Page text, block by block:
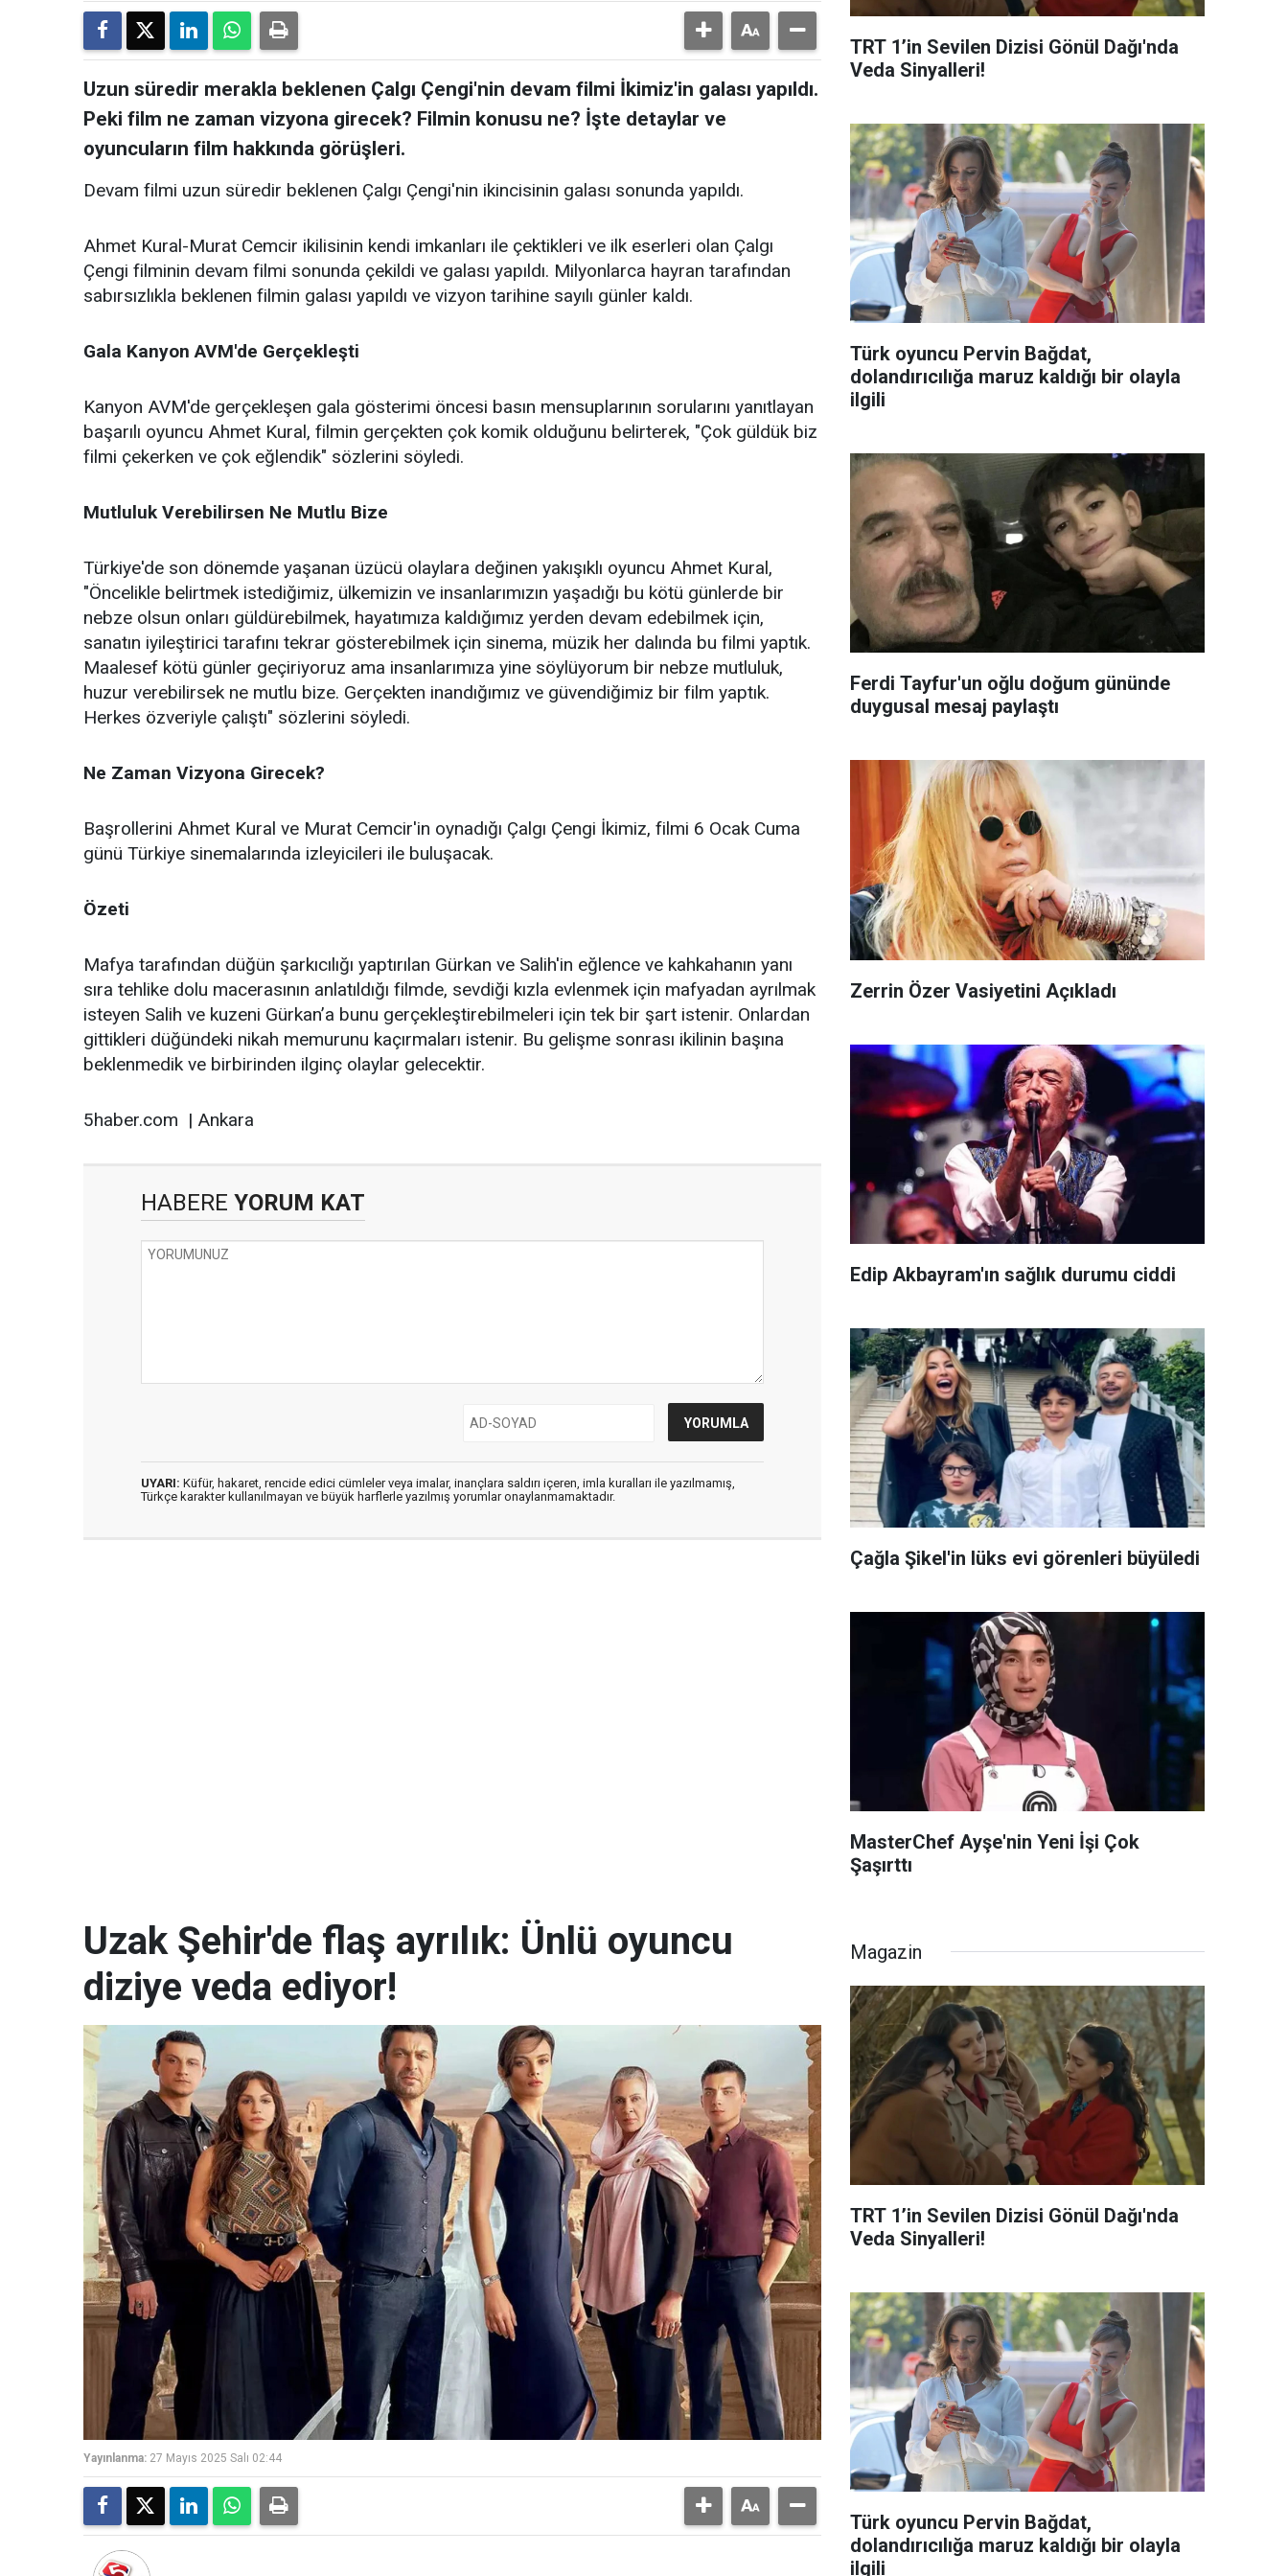
Uzun süredir merakla beklenen Çalgı Çengi'nin devam filmi İkimiz'in galası yapıldı.
Peki film ne zaman vizyona girecek? Filmin konusu ne? İşte detaylar ve
oyuncuların film hakkında görüşleri.
Devam filmi uzun süredir beklenen Çalgı Çengi'nin ikincisinin galası sonunda yapıldı.
Ahmet Kural-Murat Cemcir ikilisinin kendi imkanları ile çektikleri ve ilk eserleri olan Çalgı
Çengi filminin devam filmi sonunda çekildi ve galası yapıldı. Milyonlarca hayran tarafından
sabırsızlıkla beklenen filmin galası yapıldı ve vizyon tarihine sayılı günler kaldı.
Gala Kanyon AVM'de Gerçekleşti
Kanyon AVM'de gerçekleşen gala gösterimi öncesi basın mensuplarının sorularını yanıtlayan
başarılı oyuncu Ahmet Kural, filmin gerçekten çok komik olduğunu belirterek, "Çok güldük biz
filmi çekerken ve çok eğlendik" sözlerini söyledi.
Mutluluk Verebilirsen Ne Mutlu Bize
Türkiye'de son dönemde yaşanan üzücü olaylara değinen yakışıklı oyuncu Ahmet Kural,
"Öncelikle belirtmek istediğimiz, ülkemizin ve insanlarımızın yaşadığı bu kötü günlerde bir
nebze olsun onları güldürebilmek, hayatımıza kaldığımız yerden devam edebilmek için,
sanatın iyileştirici tarafını tekrar gösterebilmek için sinema, müzik her dalında bu filmi yaptık.
Maalesef kötü günler geçiriyoruz ama insanlarımıza yine söylüyorum bir nebze mutluluk,
huzur verebilirsek ne mutlu bize. Gerçekten inandığımız ve güvendiğimiz bir film yaptık.
Herkes özveriyle çalıştı" sözlerini söyledi.
Ne Zaman Vizyona Girecek?
Başrollerini Ahmet Kural ve Murat Cemcir'in oynadığı Çalgı Çengi İkimiz, filmi 6 Ocak Cuma
günü Türkiye sinemalarında izleyicileri ile buluşacak.
Özeti
Mafya tarafından düğün şarkıcılığı yaptırılan Gürkan ve Salih'in eğlence ve kahkahanın yanı
sıra tehlike dolu macerasının anlatıldığı filmde, sevdiği kızla evlenmek için mafyadan ayrılmak
isteyen Salih ve kuzeni Gürkan’a bunu gerçekleştirebilmeleri için tek bir şart istenir. Onlardan
gittikleri düğündeki nikah memurunu kaçırmaları istenir. Bu gelişme sonrası ikilinin başına
beklenmedik ve birbirinden ilginç olaylar gelecektir.
5haber.com | Ankara
HABERE YORUM KAT
UYARI: Küfür, hakaret, rencide edici cümleler veya imalar, inançlara saldırı içeren, imla kuralları ile yazılmamış,
Türkçe karakter kullanılmayan ve büyük harflerle yazılmış yorumlar onaylanmamaktadır.
TRT 1’in Sevilen Dizisi Gönül Dağı'nda
Veda Sinyalleri!
Türk oyuncu Pervin Bağdat,
dolandırıcılığa maruz kaldığı bir olayla
ilgili
Ferdi Tayfur'un oğlu doğum gününde
duygusal mesaj paylaştı
Zerrin Özer Vasiyetini Açıkladı
Edip Akbayram'ın sağlık durumu ciddi
Çağla Şikel'in lüks evi görenleri büyüledi
MasterChef Ayşe'nin Yeni İşi Çok
Şaşırttı
Uzak Şehir'de flaş ayrılık: Ünlü oyuncu
diziye veda ediyor!
Yayınlanma: 27 Mayıs 2025 Salı 02:44
Magazin
TRT 1’in Sevilen Dizisi Gönül Dağı'nda
Veda Sinyalleri!
Türk oyuncu Pervin Bağdat,
dolandırıcılığa maruz kaldığı bir olayla
ilgili